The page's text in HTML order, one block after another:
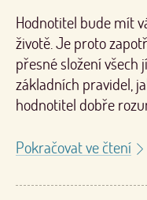
Hodnotitel bude mít
životě. Je proto
přesné složení všech
základních pravidel,
hodnotitel dobře
Pokračovat ve čtení